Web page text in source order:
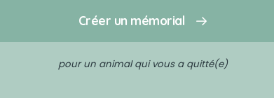
Créer un mémorial
pour un animal qui vous a quitté(e)